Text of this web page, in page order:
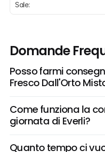
Sale:
Domande
Posso farmi
Fresco Dall'Orto
Come funziona la
giornata di Everli?
Quanto tempo ci